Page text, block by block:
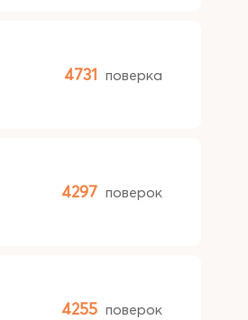
4731 поверка
4297 поверок
4255 поверок